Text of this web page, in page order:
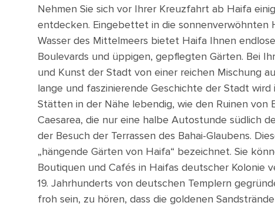
Nehmen Sie sich vor Ihrer Kreuzfahrt ab Haifa
entdecken. Eingebettet in die sonnenverwöhnten
Wasser des Mittelmeers bietet Haifa Ihnen
Boulevards und üppigen, gepflegten Gärten. Bei
und Kunst der Stadt von einer reichen Mischung
lange und faszinierende Geschichte der Stadt
Stätten in der Nähe lebendig, wie den Ruinen
Caesarea, die nur eine halbe Autostunde südlich
der Besuch der Terrassen des Bahai-Glaubens.
„hängende Gärten von Haifa“ bezeichnet. Sie
Boutiquen und Cafés in Haifas deutscher Kolonie
19. Jahrhunderts von deutschen Templern
froh sein, zu hören, dass die goldenen